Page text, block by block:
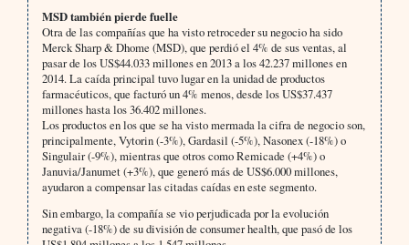
MSD también pierde fuelle
Otra de las compañías que ha visto retroceder su negocio ha sido
Merck Sharp & Dhome (MSD), que perdió el 4% de sus ventas, al
pasar de los US$44.033 millones en 2013 a los 42.237 millones en
2014. La caída principal tuvo lugar en la unidad de productos
farmacéuticos, que facturó un 4% menos, desde los US$37.437
millones hasta los 36.402 millones.
Los productos en los que se ha visto mermada la cifra de negocio son,
principalmente, Vytorin (-3%), Gardasil (-5%), Nasonex (-18%) o
Singulair (-9%), mientras que otros como Remicade (+4%) o
Januvia/Janumet (+3%), que generó más de US$6.000 millones,
ayudaron a compensar las citadas caídas en este segmento.
Sin embargo, la compañía se vio perjudicada por la evolución
negativa (-18%) de su división de consumer health, que pasó de los